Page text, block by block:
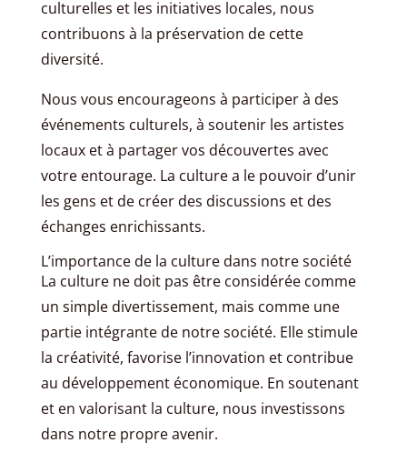
culturelles et les initiatives locales, nous
contribuons à la préservation de cette
diversité.
Nous vous encourageons à participer à des
événements culturels, à soutenir les artistes
locaux et à partager vos découvertes avec
votre entourage. La culture a le pouvoir d’unir
les gens et de créer des discussions et des
échanges enrichissants.
L’importance de la culture dans notre société
La culture ne doit pas être considérée comme
un simple divertissement, mais comme une
partie intégrante de notre société. Elle stimule
la créativité, favorise l’innovation et contribue
au développement économique. En soutenant
et en valorisant la culture, nous investissons
dans notre propre avenir.